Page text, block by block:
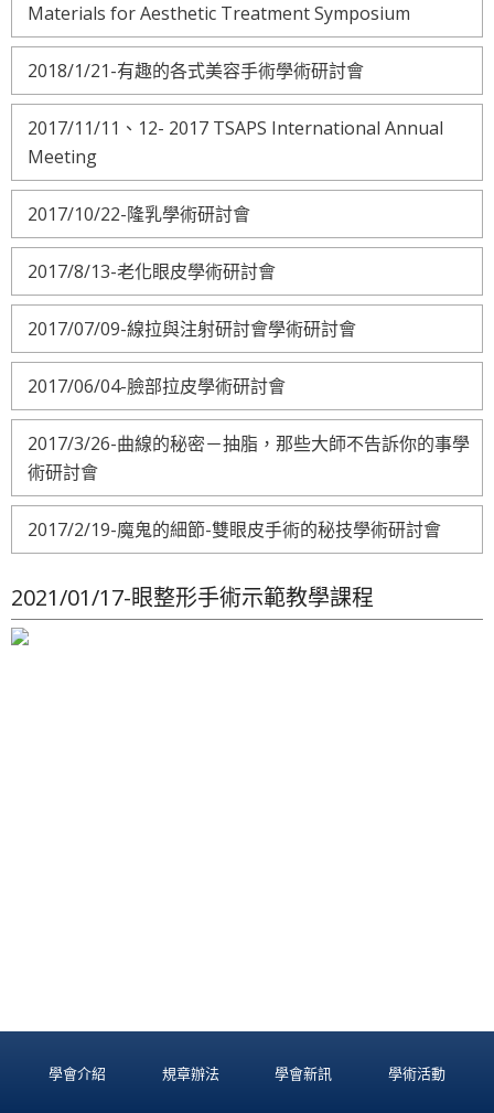
Materials for Aesthetic Treatment Symposium
2018/1/21-有趣的各式美容手術學術研討會
2017/11/11、12- 2017 TSAPS International Annual
Meeting
2017/10/22-隆乳學術研討會
2017/8/13-老化眼皮學術研討會
2017/07/09-線拉與注射研討會學術研討會
2017/06/04-臉部拉皮學術研討會
2017/3/26-曲線的秘密－抽脂，那些大師不告訴你的事學
術研討會
2017/2/19-魔鬼的細節-雙眼皮手術的秘技學術研討會
2021/01/17-眼整形手術示範教學課程
學會介紹 規章辦法 學會新訊 學術活動